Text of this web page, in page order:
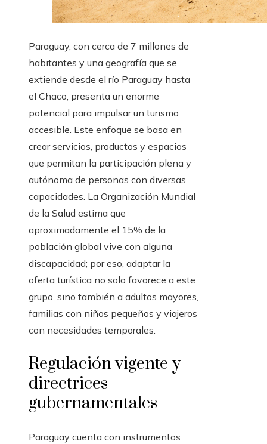
Paraguay, con cerca de 7 millones de
habitantes y una geografía que se
extiende desde el río Paraguay hasta
el Chaco, presenta un enorme
potencial para impulsar un turismo
accesible. Este enfoque se basa en
crear servicios, productos y espacios
que permitan la participación plena y
autónoma de personas con diversas
capacidades. La Organización Mundial
de la Salud estima que
aproximadamente el 15% de la
población global vive con alguna
discapacidad; por eso, adaptar la
oferta turística no solo favorece a este
grupo, sino también a adultos mayores,
familias con niños pequeños y viajeros
con necesidades temporales.
Regulación vigente y
directrices
gubernamentales
Paraguay cuenta con instrumentos